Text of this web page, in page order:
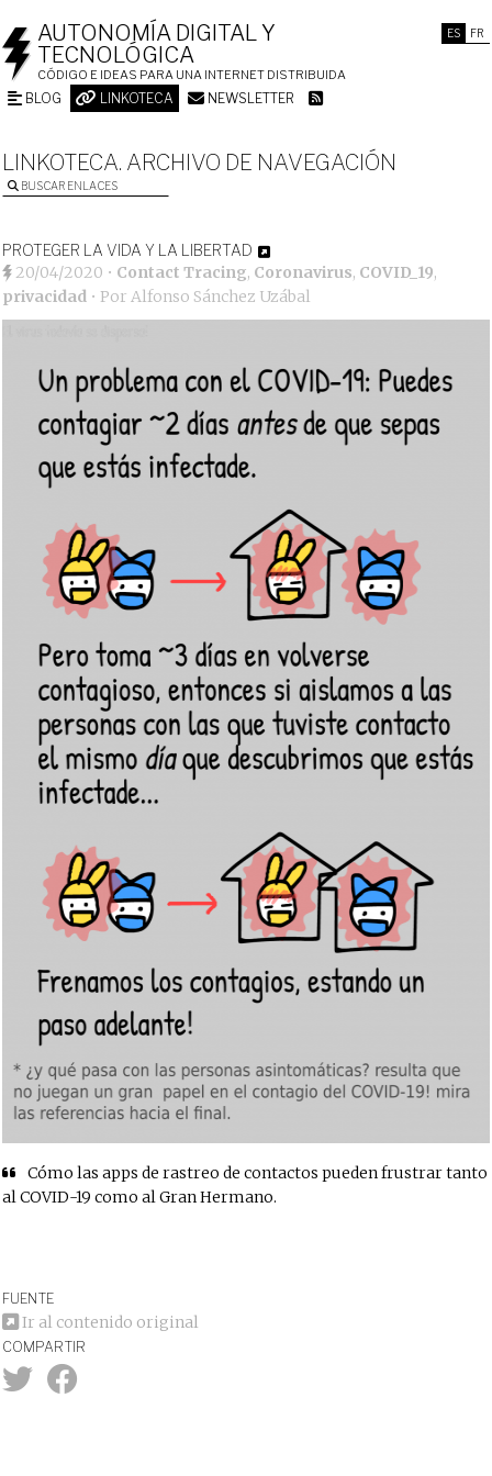
ES FR
AUTONOMÍA DIGITAL Y
TECNOLÓGICA
CÓDIGO E IDEAS PARA UNA INTERNET DISTRIBUIDA
BLOG LINKOTECA NEWSLETTER
LINKOTECA. ARCHIVO DE NAVEGACIÓN
BUSCAR ENLACES
PROTEGER LA VIDA Y LA LIBERTAD
20/04/2020 • Contact Tracing, Coronavirus, COVID_19,
privacidad • PorAlfonso Sánchez Uzábal
Cómo las apps de rastreo de contactos pueden frustrar tanto
al COVID-19 como al Gran Hermano.
FUENTE
Ir al contenido original
COMPARTIR